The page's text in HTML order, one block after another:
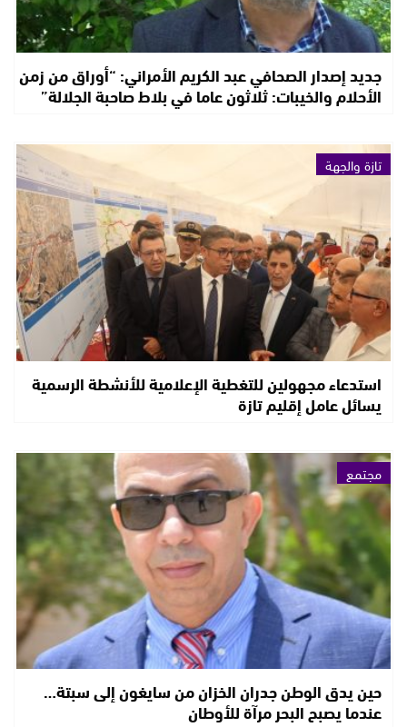
جديد إصدار الصحافي عبد الكريم الأمراني: “أوراق من زمن
الأحلام والخيبات: ثلاثون عاما في بلاط صاحبة الجلالة”
تازة والجهة
استدعاء مجهولين للتغطية الإعلامية للأنشطة الرسمية
يسائل عامل إقليم تازة
مجتمع
حين يدق الوطن جدران الخزان من سايغون إلى سبتة…
عندما يصبح البحر مرآة للأوطان